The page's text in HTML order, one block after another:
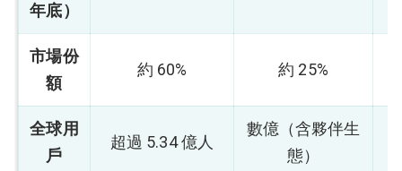
年底）
市場份
額
約 60% 約 25%
全球用
戶
超過 5.34 億人
數億（含夥伴生
態）